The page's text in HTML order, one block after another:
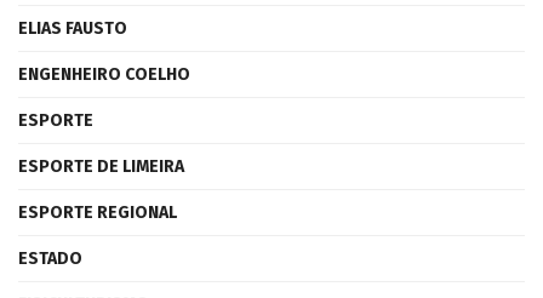
ELIAS FAUSTO
ENGENHEIRO COELHO
ESPORTE
ESPORTE DE LIMEIRA
ESPORTE REGIONAL
ESTADO